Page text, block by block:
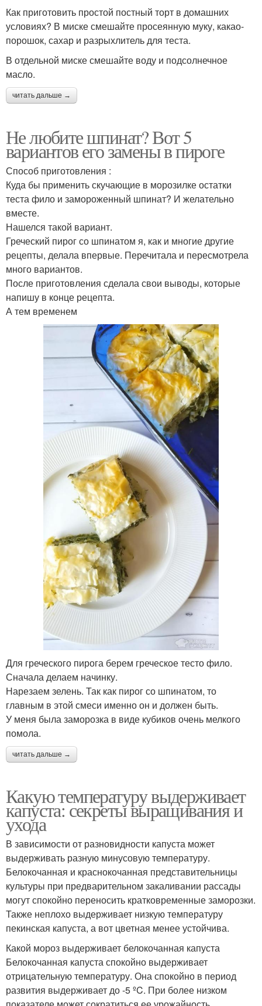
Как приготовить простой постный торт в домашних
условиях? В миске смешайте просеянную муку, какао-
порошок, сахар и разрыхлитель для теста.
В отдельной миске смешайте воду и подсолнечное
масло.
читать дальше →
Не любите шпинат? Вот 5
вариантов его замены в пироге
Способ приготовления :
Куда бы применить скучающие в морозилке остатки
теста фило и замороженный шпинат? И желательно
вместе.
Нашелся такой вариант.
Греческий пирог со шпинатом я, как и многие другие
рецепты, делала впервые. Перечитала и пересмотрела
много вариантов.
После приготовления сделала свои выводы, которые
напишу в конце рецепта.
А тем временем
Для греческого пирога берем греческое тесто фило.
Сначала делаем начинку.
Нарезаем зелень. Так как пирог со шпинатом, то
главным в этой смеси именно он и должен быть.
У меня была заморозка в виде кубиков очень мелкого
помола.
читать дальше →
Какую температуру выдерживает
капуста: секреты выращивания и
ухода
В зависимости от разновидности капуста может
выдерживать разную минусовую температуру.
Белокочанная и краснокочанная представительницы
культуры при предварительном закаливании рассады
могут спокойно переносить кратковременные заморозки.
Также неплохо выдерживает низкую температуру
пекинская капуста, а вот цветная менее устойчива.
Какой мороз выдерживает белокочанная капуста
Белокочанная капуста спокойно выдерживает
отрицательную температуру. Она спокойно в период
развития выдерживает до -5 ºC. При более низком